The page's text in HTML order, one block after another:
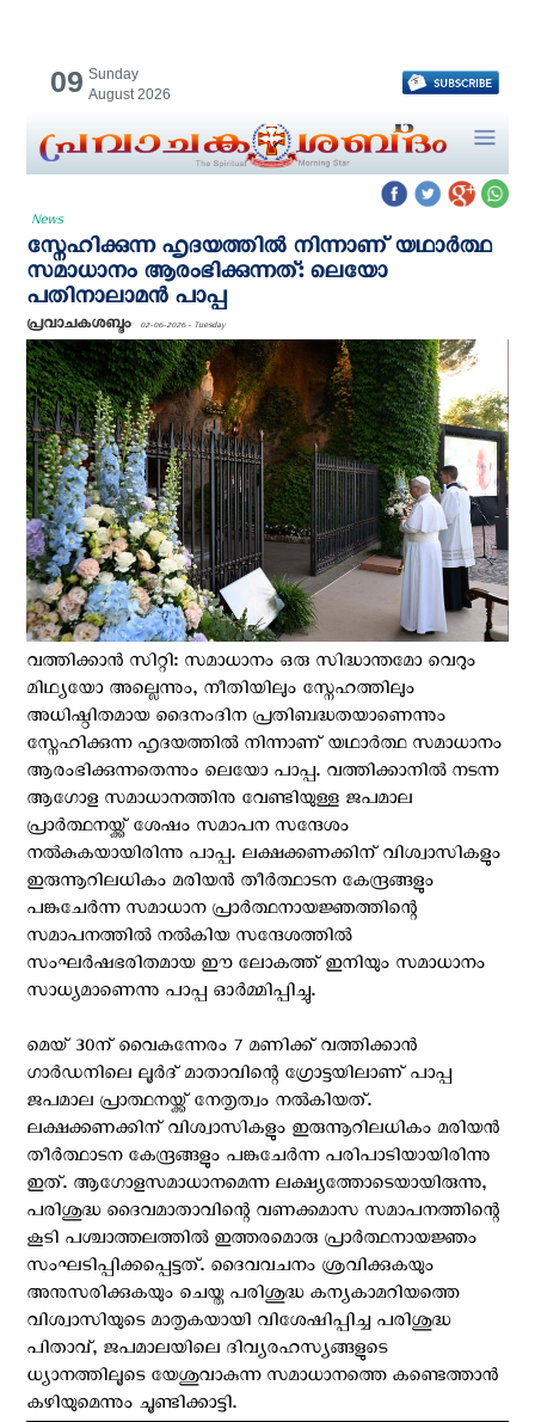
09 Sunday
August 2026
News
സ്നേഹിക്കുന്ന ഹൃദയത്തിൽ നിന്നാണ് യഥാർത്ഥ
സമാധാനം ആരംഭിക്കുന്നത്: ലെയോ
പതിനാലാമൻ പാപ്പ
പ്രവാചകശബ്ദം 02-06-2026 - Tuesday
വത്തിക്കാന്‍ സിറ്റി: സമാധാനം ഒരു സിദ്ധാന്തമോ വെറും
മിഥ്യയോ അല്ലെന്നും, നീതിയിലും സ്നേഹത്തിലും
അധിഷ്ഠിതമായ ദൈനംദിന പ്രതിബദ്ധതയാണെന്നും
സ്നേഹിക്കുന്ന ഹൃദയത്തിൽ നിന്നാണ് യഥാർത്ഥ സമാധാനം
ആരംഭിക്കുന്നതെന്നും ലെയോ പാപ്പ. വത്തിക്കാനിൽ നടന്ന
ആഗോള സമാധാനത്തിനു വേണ്ടിയുള്ള ജപമാല
പ്രാർത്ഥനയ്ക്ക് ശേഷം സമാപന സന്ദേശം
നല്‍കുകയായിരിന്നു പാപ്പ. ലക്ഷക്കണക്കിന് വിശ്വാസികളും
ഇരുന്നൂറിലധികം മരിയൻ തീർത്ഥാടന കേന്ദ്രങ്ങളും
പങ്കുചേർന്ന സമാധാന പ്രാർത്ഥനായജ്ഞത്തിന്റെ
സമാപനത്തിൽ നൽകിയ സന്ദേശത്തിൽ
സംഘർഷഭരിതമായ ഈ ലോകത്ത് ഇനിയും സമാധാനം
സാധ്യമാണെന്നു പാപ്പ ഓര്‍മ്മിപ്പിച്ചു.
മെയ് 30ന് വൈകുന്നേരം 7 മണിക്ക് വത്തിക്കാൻ
ഗാർഡനിലെ ലൂർദ് മാതാവിന്റെ ഗ്രോട്ടയിലാണ് പാപ്പ
ജപമാല പ്രാത്ഥനയ്ക്ക് നേതൃത്വം നൽകിയത്.
ലക്ഷക്കണക്കിന് വിശ്വാസികളും ഇരുന്നൂറിലധികം മരിയൻ
തീർത്ഥാടന കേന്ദ്രങ്ങളും പങ്കുചേർന്ന പരിപാടിയായിരിന്നു
ഇത്. ആഗോളസമാധാനമെന്ന ലക്ഷ്യത്തോടെയായിരുന്നു,
പരിശുദ്ധ ദൈവമാതാവിന്റെ വണക്കമാസ സമാപനത്തിന്റെ
കൂടി പശ്ചാത്തലത്തിൽ ഇത്തരമൊരു പ്രാർത്ഥനായജ്ഞം
സംഘടിപ്പിക്കപ്പെട്ടത്. ദൈവവചനം ശ്രവിക്കുകയും
അനുസരിക്കുകയും ചെയ്ത പരിശുദ്ധ കന്യകാമറിയത്തെ
വിശ്വാസിയുടെ മാതൃകയായി വിശേഷിപ്പിച്ച പരിശുദ്ധ
പിതാവ്, ജപമാലയിലെ ദിവ്യരഹസ്യങ്ങളുടെ
ധ്യാനത്തിലൂടെ യേശുവാകുന്ന സമാധാനത്തെ കണ്ടെത്താൻ
കഴിയുമെന്നും ചൂണ്ടിക്കാട്ടി.